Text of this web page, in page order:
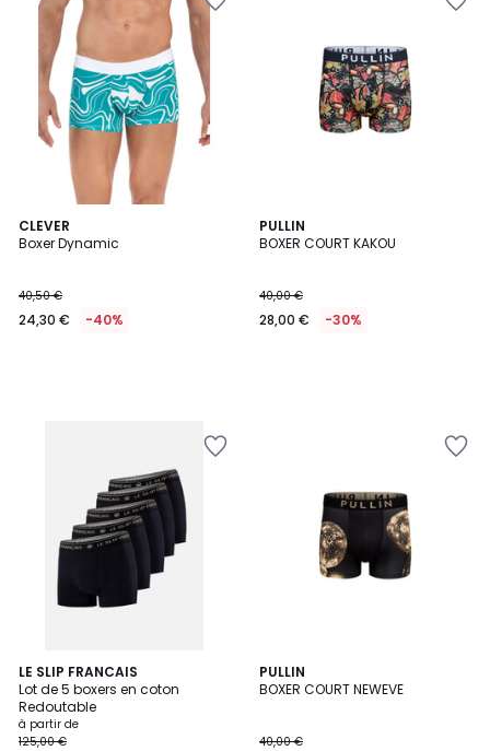
CLEVER
Boxer Dynamic
40,50 €
24,30 € -40%
PULLIN
BOXER COURT KAKOU
40,00 €
28,00 € -30%
LE SLIP FRANCAIS
Lot de 5 boxers en coton
Redoutable
à partir de
125,00 €
6
Couleurs
PULLIN
BOXER COURT NEWEVE
40,00 €